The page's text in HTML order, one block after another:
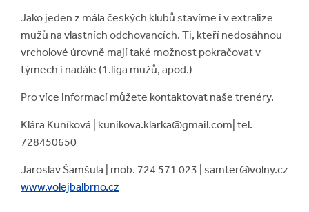
Jako jeden z mála českých klubů stavíme i v extralize
mužů na vlastních odchovancích. Ti, kteří nedosáhnou
vrcholové úrovně mají také možnost pokračovat v
týmech i nadále (1.liga mužů, apod.)
Pro více informací můžete kontaktovat naše trenéry.
Klára Kuníková kunikova.klarka@gmail.com tel.
728450650
Jaroslav Šamšula | mob. 724 571 023 | samter@volny.cz
www.volejbalbrno.cz